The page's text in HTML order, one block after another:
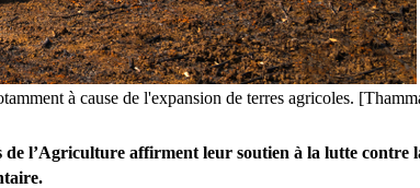
à cause de l'expansion de terres agricoles.
l’Agriculture affirment leur soutien à la lutte contre